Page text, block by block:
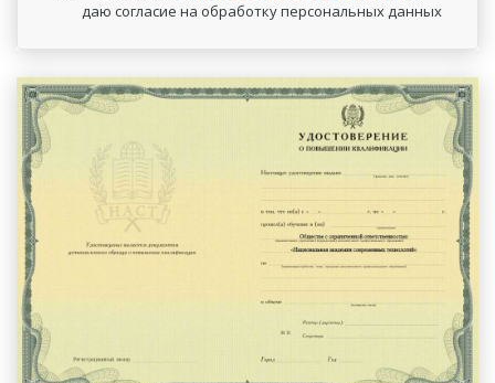
даю согласие на обработку персональных данных